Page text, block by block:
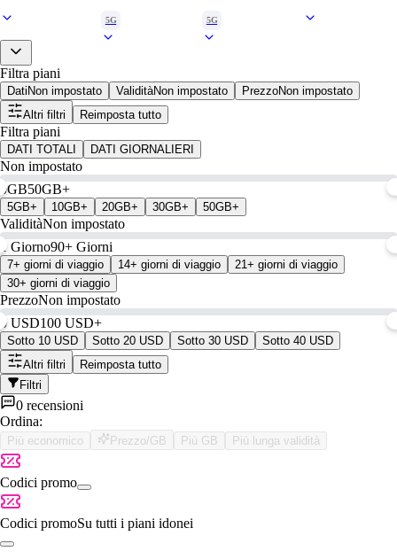
5G 5G
Filtra piani
Dati Non impostato ValiditàNon impostato PrezzoNon impostato
Altri filtri
Reimposta tutto
Filtra piani
DATI TOTALI DATI GIORNALIERI
Non impostato
0GB50GB+
5GB+ 10GB+ 20GB+ 30GB+ 50GB+
ValiditàNon impostato
1 Giorno90+ Giorni
7+ giorni di viaggio 14+ giorni di viaggio
21+ giorni di viaggio
30+ giorni di viaggio
PrezzoNon impostato
0 USD100 USD+
Sotto 10 USD Sotto 20 USD Sotto 30 USD
Sotto 40 USD
Altri filtri
Reimposta tutto
Filtri
0 recensioni
Ordina:
Più economico Prezzo/GB Più GB Più lunga validità
Codici promo
Codici promoSu tutti i piani idonei